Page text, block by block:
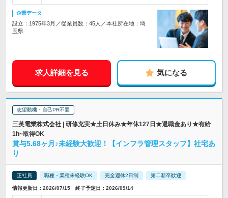
企業データ
設立：1975年3月／従業員数：45人／本社所在地：埼
玉県
求人詳細を見る 気になる
志望動機・自己PR不要
三英電業株式会社 | 研修充実★土日休み★年休127日★退職金あり★有給
1h~取得OK
賞与5.68ヶ月♪未経験大歓迎！【インフラ管理スタッフ】社宅あ
り
正社員 職種・業種未経験OK 完全週休2日制 第二新卒歓迎
情報更新日：2026/07/15 終了予定日：2026/09/14